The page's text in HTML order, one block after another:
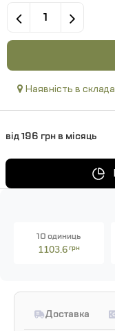
Наявність в
від 196 грн в місяць
10 одиниць
1103.6грн
Доставка